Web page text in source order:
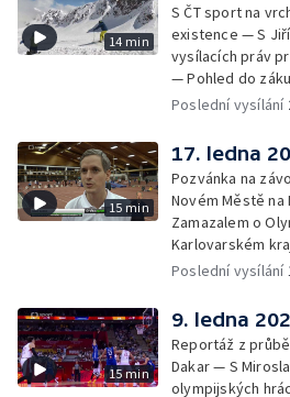
14 min
S ČT sport na
existence — S
vysílacích práv
— Pohled do
mládeže v
Poslední vysílání
15 min
17. ledna
Pozvánka na
Novém Městě
Zamazalem o
Karlovarském
na pozici
Poslední vysílání
15 min
9. ledna
Reportáž z
Dakar — S
olympijských